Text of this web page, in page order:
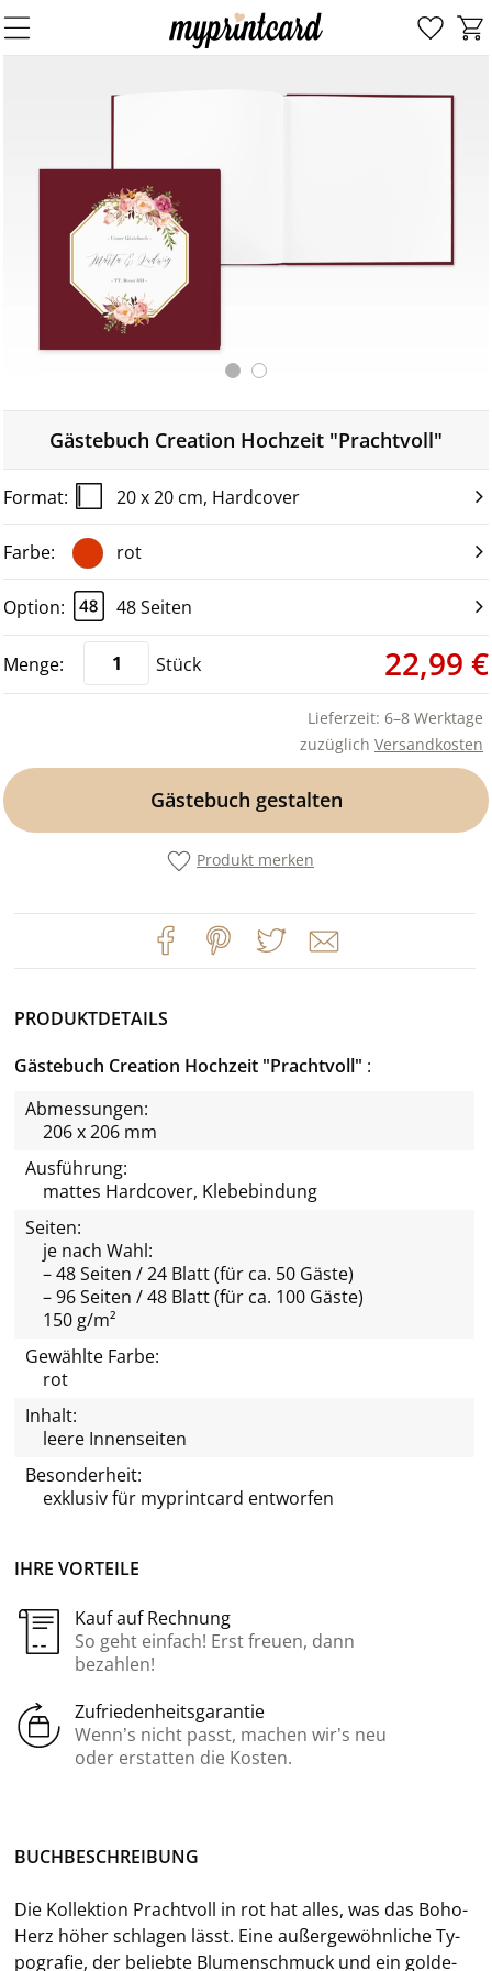
Gästebuch Creation Hochzeit "Prachtvoll"
20 x 20 cm, Hardcover
rot
48 Seiten
Stück 22,99 €
Lieferzeit: 6–8 Werktage
zuzüglich Versandkosten
Gästebuch gestalten
Produkt merken
IHRE VORTEILE
Kauf auf Rechnung
So geht einfach! Erst freuen, dann
bezahlen!
Zufriedenheitsgarantie
Wenn’s nicht passt, machen wir’s neu
oder erstatten die Kosten.
PRODUKTDETAILS
Gästebuch Creation Hochzeit "Prachtvoll"
Abmessungen:
206 x 206 mm
Ausführung:
mattes Hardcover, Klebebindung
Seiten:
je nach Wahl:
– 48 Seiten / 24 Blatt (für ca. 50 Gäste)
– 96 Seiten / 48 Blatt (für ca. 100 Gäste)
150 g/m²
Gewählte Farbe:
rot
Inhalt:
leere Innenseiten
Besonderheit:
exklusiv für myprintcard entworfen
BUCH­BE­SCHREI­BUNG
Die Kol­lek­ti­on Pracht­voll in rot hat alles, was das Boho-​
Herz höher schla­gen lässt. Eine au­ßer­ge­wöhn­li­che Ty­
po­gra­fie, der be­lieb­te Blu­men­schmuck und ein gol­de­